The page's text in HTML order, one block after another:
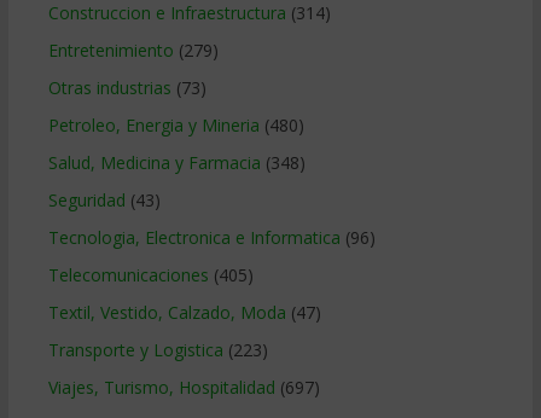
Construccion e Infraestructura (314)
Entretenimiento (279)
Otras industrias (73)
Petroleo, Energia y Mineria (480)
Salud, Medicina y Farmacia (348)
Seguridad (43)
Tecnologia, Electronica e Informatica (96)
Telecomunicaciones (405)
Textil, Vestido, Calzado, Moda (47)
Transporte y Logistica (223)
Viajes, Turismo, Hospitalidad (697)